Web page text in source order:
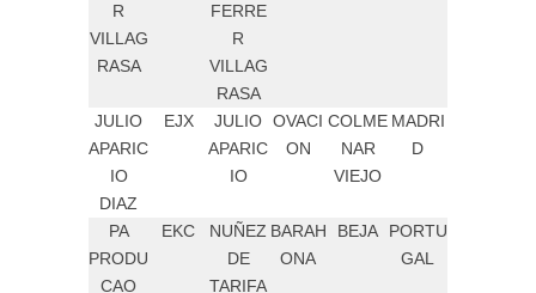
R
VILLAG
RASA
FERRE
R
VILLAG
RASA
JULIO
APARIC
IO
DIAZ
EJX
JULIO
APARIC
IO
OVACI
ON
COLME
NAR
VIEJO
MADRI
D
PA
PRODU
CAO
EKC
NUÑEZ
DE
TARIFA
BARAH
ONA
BEJA
PORTU
GAL